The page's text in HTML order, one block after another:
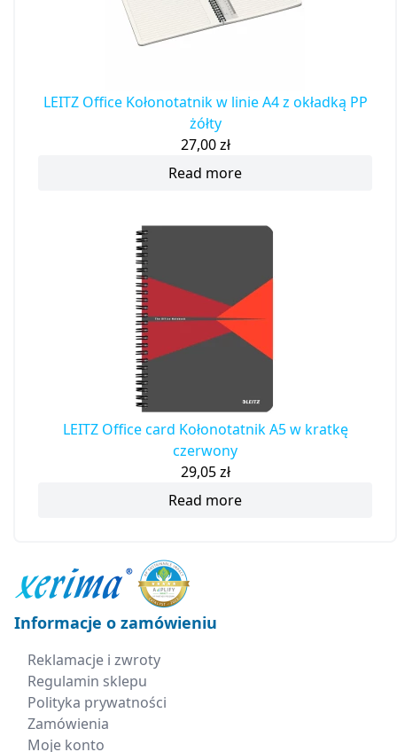
LEITZ Office Kołonotatnik w linie A4 z okładką PP
żółty
27,00zł
Read more
LEITZ Office card Kołonotatnik A5 w kratkę
czerwony
29,05zł
Read more
Informacje o zamówieniu
Reklamacje i zwroty
Regulamin sklepu
Polityka prywatności
Zamówienia
Moje konto